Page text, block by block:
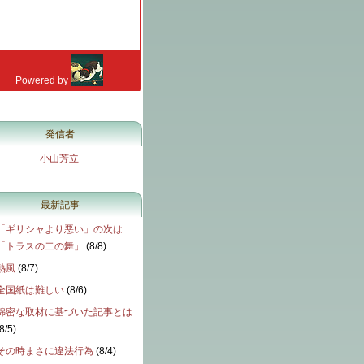
発信者
小山芳立
最新記事
ギリシャより悪い」の次は
トラスの二の舞」
(8/8)
風 (8/7)
国紙は難しい (8/6)
密な取材に基づいた記事とは
8/5)
の時まさに違法行為 (8/4)